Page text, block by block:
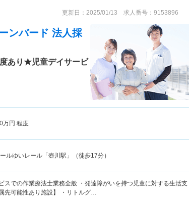
更新日：2025/01/13 求人番号：9153896
ンバード 法人採
度あり★児童デイサービ
万円 程度
ルゆいレール「壺川駅」（徒歩17分）
スでの作業療法士業務全般 ・発達障がいを持つ児童に対する生活支
先可能性あり施設】 ・リトルグ…